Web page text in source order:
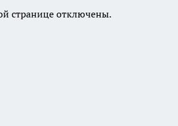
странице отключены.